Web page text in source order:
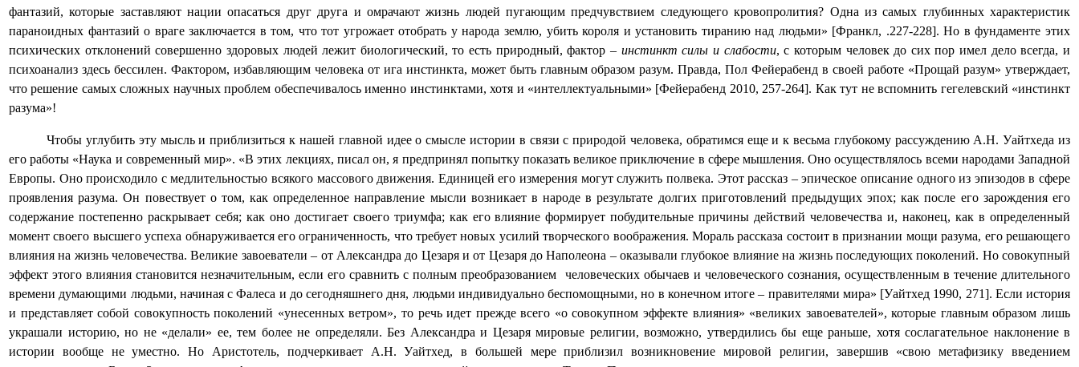
фантазий, которые заставляют нации опасаться друг друга и омрачают жизнь людей пугающим предчувствием следующего кровопролития? Одна из самых глубинных характеристик
параноидных фантазий о враге заключается в том, что тот угрожает отобрать у народа землю, убить короля и установить тиранию над людьми» [Франкл, .227-228]. Но в фундаменте этих
психических отклонений совершенно здоровых людей лежит биологический, то есть природный, фактор – инстинкт силы и слабости, с которым человек до сих пор имел дело всегда, и
психоанализ здесь бессилен. Фактором, избавляющим человека от ига инстинкта, может быть главным образом разум. Правда, Пол Фейерабенд в своей работе «Прощай разум» утверждает,
что решение самых сложных научных проблем обеспечивалось именно инстинктами, хотя и «интеллектуальными» [Фейерабенд 2010, 257-264]. Как тут не вспомнить гегелевский «инстинкт
разума»!
Чтобы углубить эту мысль и приблизиться к нашей главной идее о смысле истории в связи с природой человека, обратимся еще и к весьма глубокому рассуждению А.Н. Уайтхеда из
его работы «Наука и современный мир». «В этих лекциях, писал он, я предпринял попытку показать великое приключение в сфере мышления. Оно осуществлялось всеми народами Западной
Европы. Оно происходило с медлительностью всякого массового движения. Единицей его измерения могут служить полвека. Этот рассказ – эпическое описание одного из эпизодов в сфере
проявления разума. Он повествует о том, как определенное направление мысли возникает в народе в результате долгих приготовлений предыдущих эпох; как после его зарождения его
содержание постепенно раскрывает себя; как оно достигает своего триумфа; как его влияние формирует побудительные причины действий человечества и, наконец, как в определенный
момент своего высшего успеха обнаруживается его ограниченность, что требует новых усилий творческого воображения. Мораль рассказа состоит в признании мощи разума, его решающего
влияния на жизнь человечества. Великие завоеватели – от Александра до Цезаря и от Цезаря до Наполеона – оказывали глубокое влияние на жизнь последующих поколений. Но совокупный
эффект этого влияния становится незначительным, если его сравнить с полным преобразованием
человеческих обычаев и человеческого сознания, осуществленным в течение длительного
времени думающими людьми, начиная с Фалеса и до сегодняшнего дня, людьми индивидуально беспомощными, но в конечном итоге – правителями мира» [Уайтхед 1990, 271]. Если история
и представляет собой совокупность поколений «унесенных ветром», то речь идет прежде всего «о совокупном эффекте влияния» «великих завоевателей», которые главным образом лишь
украшали историю, но не «делали» ее, тем более не определяли. Без Александра и Цезаря мировые религии, возможно, утвердились бы еще раньше, хотя сослагательное наклонение в
истории вообще не уместно. Но Аристотель, подчеркивает А.Н. Уайтхед, в большей мере приблизил возникновение мировой религии, завершив «свою метафизику введением